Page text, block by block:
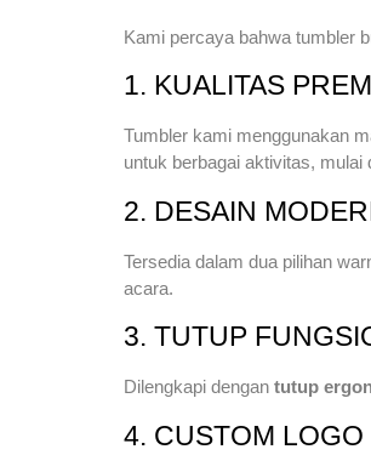
Kami percaya bahwa tumbler
1. KUALITAS
Tumbler kami menggunakan
untuk berbagai aktivitas, mulai
2. DESAIN
Tersedia dalam dua pilihan
acara.
3. TUTUP
Dilengkapi dengan tutup
4. CUSTOM LOGO